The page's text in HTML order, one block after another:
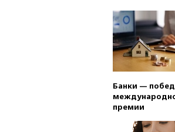
Банки —
премии